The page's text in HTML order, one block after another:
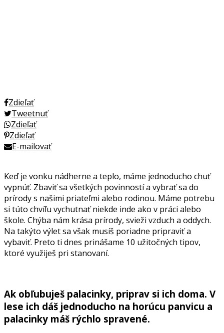
Zdieľať
Tweetnuť
Zdieľať
Zdieľať
E-mailovať
Keď je vonku nádherne a teplo, máme jednoducho chuť
vypnúť. Zbaviť sa všetkých povinností a vybrať sa do
prírody s našimi priateľmi alebo rodinou. Máme potrebu
si túto chvíľu vychutnať niekde inde ako v práci alebo
škole. Chýba nám krása prírody, svieži vzduch a oddych.
Na takýto výlet sa však musíš poriadne pripraviť a
vybaviť. Preto ti dnes prinášame 10 užitočných tipov,
ktoré využiješ pri stanovaní.
Ak obľubuješ palacinky, priprav si ich doma. V
lese ich dáš jednoducho na horúcu panvicu a
palacinky máš rýchlo spravené.